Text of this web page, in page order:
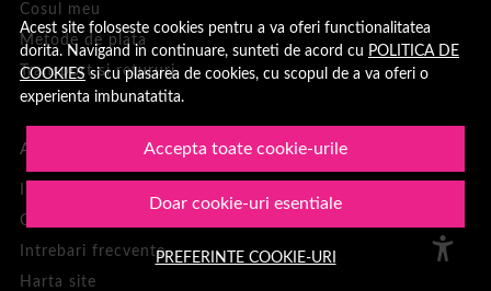
Acest site foloseste cookies pentru a va oferi functionalitatea
dorita. Navigand in continuare, sunteti de acord cu POLITICA DE
COOKIES si cu plasarea de cookies, cu scopul de a va oferi o
experienta imbunatatita.
Accepta toate cookie-urile
Doar cookie-uri esentiale
PREFERINTE COOKIE-URI
Cosul meu
Metode de plata
Transport si retururi
ASISTENTA
Contacteaza-ne
Intrebari frecvente
Harta site